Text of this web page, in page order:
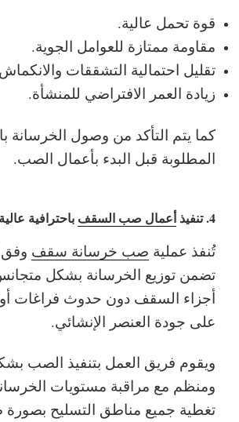
قوة تحمل عالية.
مقاومة ممتازة للعوامل الجوية.
تقليل احتمالية التشققات
زيادة العمر الافتراضي للمنشأة.
كما يتم التأكد من وصول الخرسانة
المطلوبة قبل البدء بأعمال الصب.
4. تنفيذ أعمال صب السقف باحترافية عالية
تُنفذ عملية صب خرسانة سقف وفق
تضمن توزيع الخرسانة بشكل
أجزاء السقف دون حدوث فراغات أو
على جودة العنصر الإنشائي.
ويقوم فريق العمل بتنفيذ الصب
ومنظم مع مراقبة مستويات
تغطية جميع مناطق التسليح بصورة